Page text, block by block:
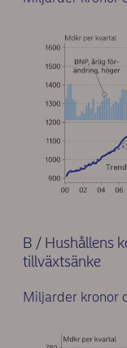
B / Hushållens
tillväxtsänke
Miljarder kronor